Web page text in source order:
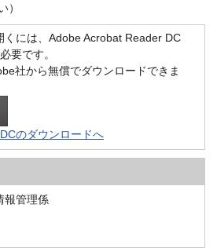
）
くには、Adobe Acrobat Reader DC
要です。
社から無償でダウンロードできま
のダウンロードへ
管理係